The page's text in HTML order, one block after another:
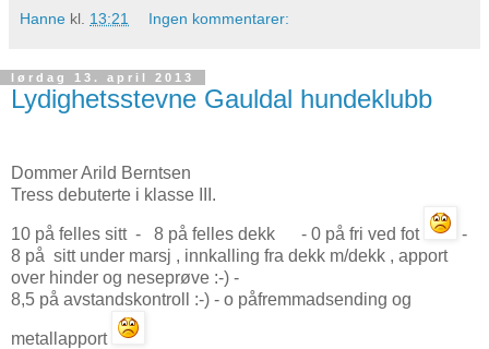
Hanne kl. 13:21 Ingen kommentarer:
lørdag 13. april 2013
Lydighetsstevne Gauldal hundeklubb
Dommer Arild Berntsen
Tress debuterte i klasse III.
10 på felles sitt - 8 på felles dekk - 0 på fri ved fot
-
8 på sitt under marsj , innkalling fra dekk m/dekk , apport
over hinder og neseprøve :-) -
8,5 på avstandskontroll :-) - o påfremmadsending og
metallapport